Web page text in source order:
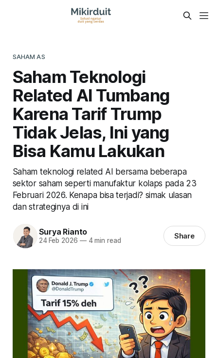
SAHAM AS
Saham Teknologi
Related AI Tumbang
Karena Tarif Trump
Tidak Jelas, Ini yang
Bisa Kamu Lakukan
Saham teknologi related AI bersama beberapa
sektor saham seperti manufaktur kolaps pada 23
Februari 2026. Kenapa bisa terjadi? simak ulasan
dan strateginya di ini
Surya Rianto
24 Feb 2026 —4 min read Share